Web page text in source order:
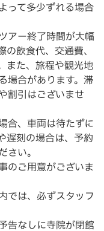
って多少ずれる場合
アー終了時間が大幅
飲食代、交通費、
また、旅程や観光地
場合があります。滞
割引はございませ
合、車両は待たずに
遅刻の場合は、予約
い。
のご用意がございま
では、必ずスタッフ
告なしに寺院が閉館